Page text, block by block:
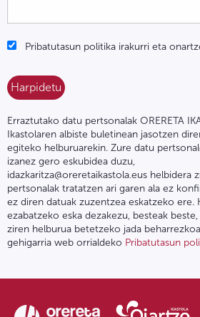
Pribatutasun politika irakurri eta
Erraztutako datu pertsonalak ORERETA
Ikastolaren albiste buletinean jasotzen
egiteko helburuarekin. Zure datu
izanez gero eskubidea duzu,
idazkaritza@oreretaikastola.eus helbidera
pertsonalak tratatzen ari garen ala ez
ez diren datuak zuzentzea eskatzeko ere.
ezabatzeko eska dezakezu, besteak
ziren helburua betetzeko jada
gehigarria web orrialdeko Pribatutasun